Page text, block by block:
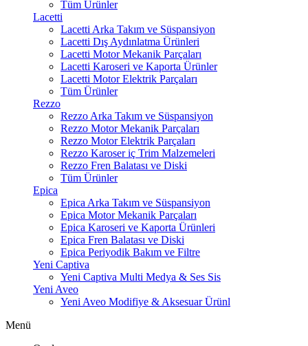
Tüm Ürünler
Lacetti
Lacetti Arka Takım ve Süspansiyon
Lacetti Dış Aydınlatma Ürünleri
Lacetti Motor Mekanik Parçaları
Lacetti Karoseri ve Kaporta Ürünler
Lacetti Motor Elektrik Parçaları
Tüm Ürünler
Rezzo
Rezzo Arka Takım ve Süspansiyon
Rezzo Motor Mekanik Parçaları
Rezzo Motor Elektrik Parçaları
Rezzo Karoser iç Trim Malzemeleri
Rezzo Fren Balatası ve Diski
Tüm Ürünler
Epica
Epica Arka Takım ve Süspansiyon
Epica Motor Mekanik Parçaları
Epica Karoseri ve Kaporta Ürünleri
Epica Fren Balatası ve Diski
Epica Periyodik Bakım ve Filtre
Yeni Captiva
Yeni Captiva Multi Medya & Ses Sis
Yeni Aveo
Yeni Aveo Modifiye & Aksesuar Ürünl
Menü